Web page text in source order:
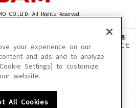
CO.,LTD. All Rights Reserved.
文章・画像・写真・動画・音声等を、手段や形態
超えて無断で複製、転載、ファイル化などすること
ご利用いただけない場合があります。
容が変更になる場合があります。
your experience on our
and ads and to analyze
Settings] to customize
website.
All Cookies